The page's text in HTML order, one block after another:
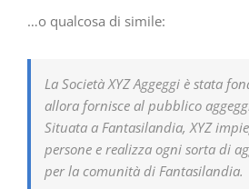
…o qualcosa di simile:
La Società XYZ Aggeggi è stata
allora fornisce al pubblico
Situata a Fantasilandia, XYZ
persone e realizza ogni sorta di
per la comunità di Fantasilandia.